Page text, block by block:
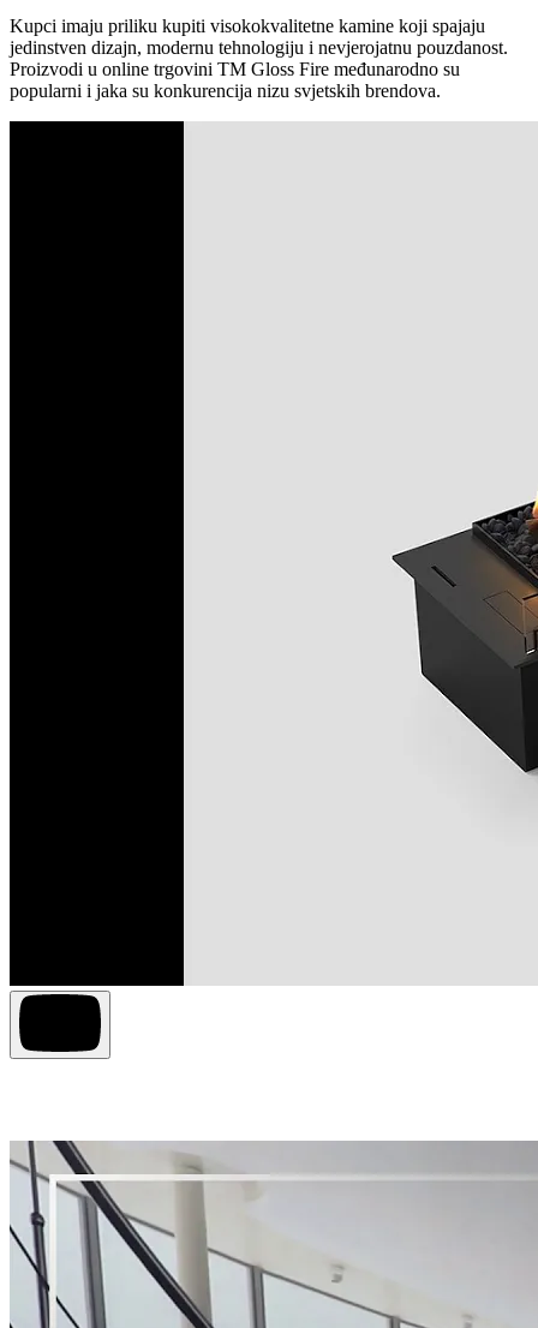
Kupci imaju priliku kupiti visokokvalitetne kamine koji spajaju
jedinstven dizajn, modernu tehnologiju i nevjerojatnu pouzdanost.
Proizvodi u online trgovini TM Gloss Fire međunarodno su
popularni i jaka su konkurencija nizu svjetskih brendova.